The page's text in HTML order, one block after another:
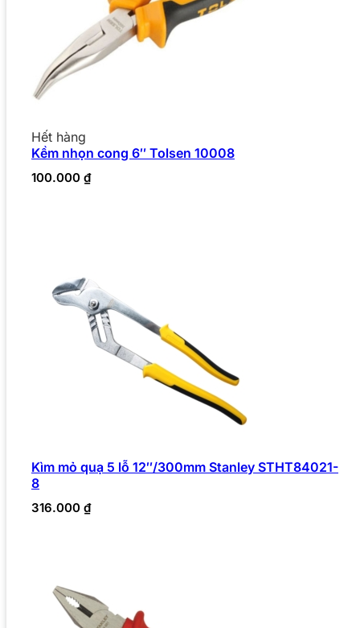
Hết hàng
Kềm nhọn cong 6″ Tolsen 10008
100.000 ₫
Kìm mỏ quạ 5 lỗ 12″/300mm Stanley STHT84021-
8
316.000 ₫